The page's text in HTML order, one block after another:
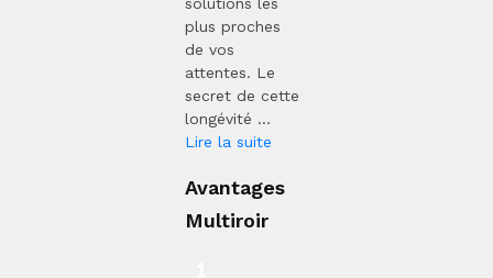
plus proches
de vos
attentes. Le
secret de cette
longévité ...
Lire la suite
Avantages
Multiroir